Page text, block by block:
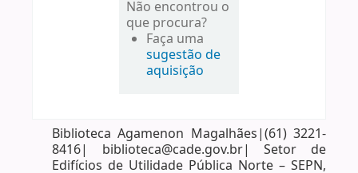
Não encontrou o
que procura?
Faça uma
sugestão de
aquisição
Biblioteca Agamenon Magalhães|(61) 3221-
8416| biblioteca@cade.gov.br| Setor de
Edifícios de Utilidade Pública Norte – SEPN,